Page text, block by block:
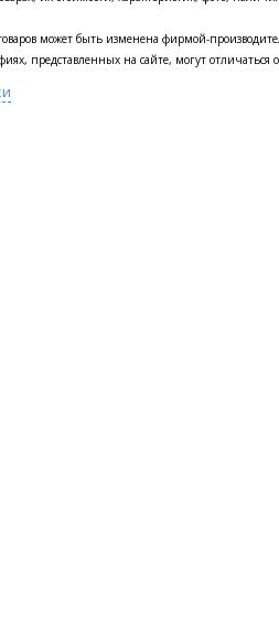
может быть изменена фирмой-
представленных на сайте, могут отличаться